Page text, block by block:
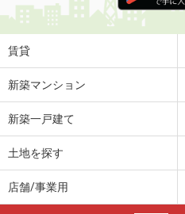
賃貸
新築マンション
新築一戸建て
土地を探す
店舗/事業用